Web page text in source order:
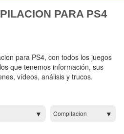
PARA PS4
para PS4, con todos los juegos
que tenemos información, sus
vídeos, análisis y trucos.
Compilacion